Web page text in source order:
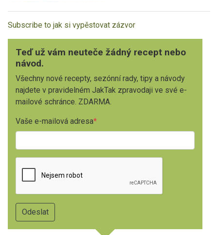
Subscribe to jak si vypěstovat zázvor
Teď už vám neuteče žádný recept nebo
návod.
Všechny nové recepty, sezónní rady, tipy a návody
najdete v pravidelném JakTak zpravodaji ve své e-
mailové schránce. ZDARMA.
Vaše e-mailová adresa